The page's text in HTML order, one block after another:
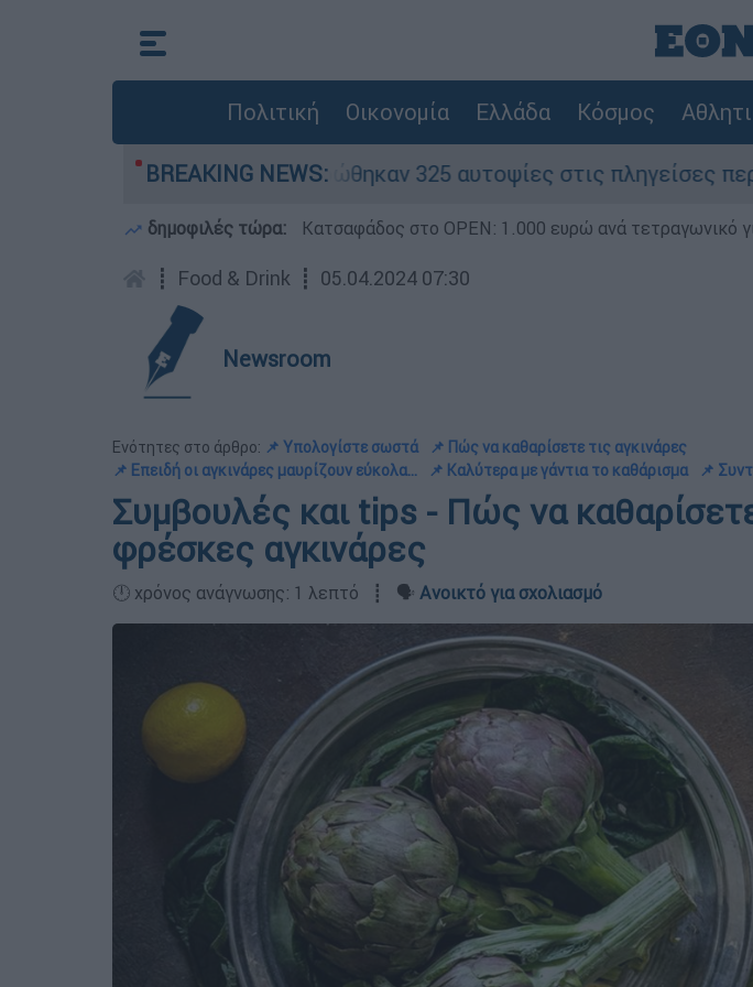
Πολιτική Οικονομία Ελλάδα Κόσμος
BREAKING NEWS:
- Ολοκληρώθηκαν 325 αυτοψίες στις πληγείσες περιοχές
δημοφιλές τώρα: Κατσαφάδος στο OPEN: 1.000 ευρώ ανά τετραγωνικό
┋ Food & Drink ┋ 05.04.2024 07:30
Newsroom
Ενότητες στο άρθρο: 📌 Υπολογίστε σωστά
📌 Πώς να καθαρίσετε τις αγκινάρες
📌 Επειδή οι αγκινάρες μαυρίζουν εύκολα…
📌 Καλύτερα με γάντια το καθάρισμα 📌
Συμβουλές και tips - Πώς να
φρέσκες αγκινάρες
🕛 χρόνος ανάγνωσης: 1 λεπτό ┋ 🗣️ Ανοικτό για σχολιασμό